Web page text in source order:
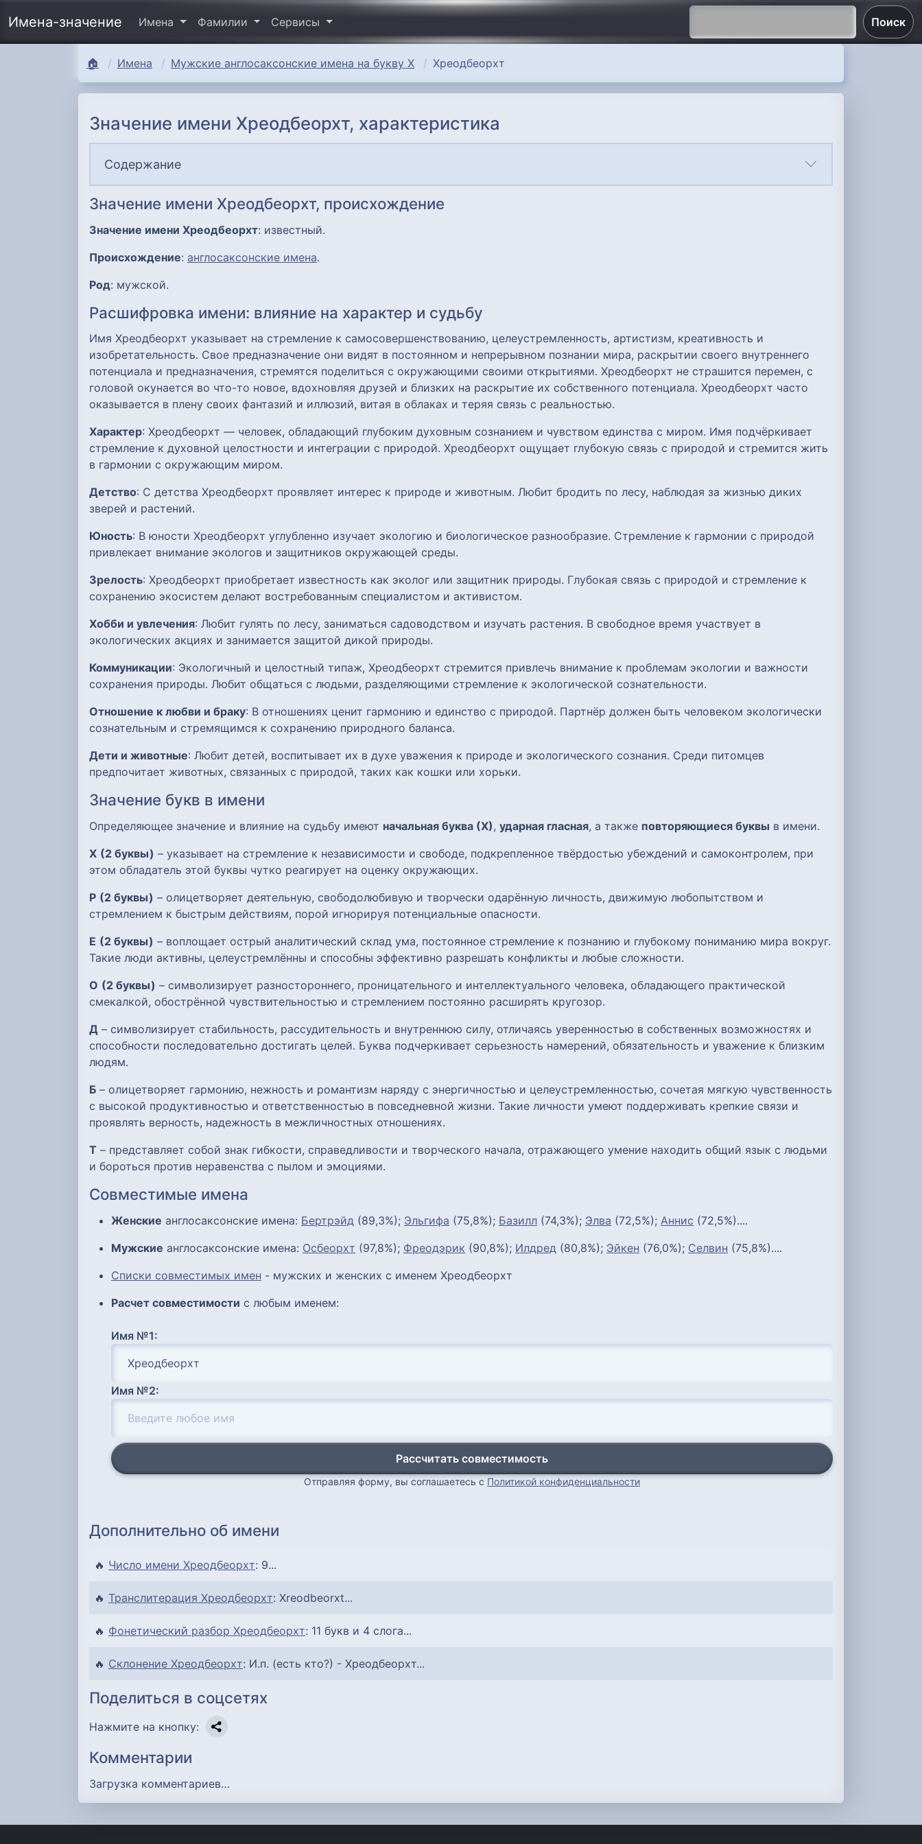
Имена-значение Имена Фамилии Сервисы Поиск
🏠 Имена Мужские англосаксонские имена на букву Х Хреодбеорхт
Значение имени Хреодбеорхт, характеристика
Содержание
Значение имени Хреодбеорхт, происхождение
Значение имени Хреодбеорхт: известный.
Происхождение: англосаксонские имена.
Род: мужской.
Расшифровка имени: влияние на характер и судьбу
Имя Хреодбеорхт указывает на стремление к самосовершенствованию, целеустремленность, артистизм, креативность и
изобретательность. Свое предназначение они видят в постоянном и непрерывном познании мира, раскрытии своего внутреннего
потенциала и предназначения, стремятся поделиться с окружающими своими открытиями. Хреодбеорхт не страшится перемен, с
головой окунается во что-то новое, вдохновляя друзей и близких на раскрытие их собственного потенциала. Хреодбеорхт часто
оказывается в плену своих фантазий и иллюзий, витая в облаках и теряя связь с реальностью.
Характер: Хреодбеорхт — человек, обладающий глубоким духовным сознанием и чувством единства с миром. Имя подчёркивает
стремление к духовной целостности и интеграции с природой. Хреодбеорхт ощущает глубокую связь с природой и стремится жить
в гармонии с окружающим миром.
Детство: С детства Хреодбеорхт проявляет интерес к природе и животным. Любит бродить по лесу, наблюдая за жизнью диких
зверей и растений.
Юность: В юности Хреодбеорхт углубленно изучает экологию и биологическое разнообразие. Стремление к гармонии с природой
привлекает внимание экологов и защитников окружающей среды.
Зрелость: Хреодбеорхт приобретает известность как эколог или защитник природы. Глубокая связь с природой и стремление к
сохранению экосистем делают востребованным специалистом и активистом.
Хобби и увлечения: Любит гулять по лесу, заниматься садоводством и изучать растения. В свободное время участвует в
экологических акциях и занимается защитой дикой природы.
Коммуникации: Экологичный и целостный типаж, Хреодбеорхт стремится привлечь внимание к проблемам экологии и важности
сохранения природы. Любит общаться с людьми, разделяющими стремление к экологической сознательности.
Отношение к любви и браку: В отношениях ценит гармонию и единство с природой. Партнёр должен быть человеком экологически
сознательным и стремящимся к сохранению природного баланса.
Дети и животные: Любит детей, воспитывает их в духе уважения к природе и экологического сознания. Среди питомцев
предпочитает животных, связанных с природой, таких как кошки или хорьки.
Значение букв в имени
Определяющее значение и влияние на судьбу имеют начальная буква (Х), ударная гласная, а также повторяющиеся буквы в имени.
Х (2 буквы) – указывает на стремление к независимости и свободе, подкрепленное твёрдостью убеждений и самоконтролем, при
этом обладатель этой буквы чутко реагирует на оценку окружающих.
Р (2 буквы) – олицетворяет деятельную, свободолюбивую и творчески одарённую личность, движимую любопытством и
стремлением к быстрым действиям, порой игнорируя потенциальные опасности.
Е (2 буквы) – воплощает острый аналитический склад ума, постоянное стремление к познанию и глубокому пониманию мира вокруг.
Такие люди активны, целеустремлённы и способны эффективно разрешать конфликты и любые сложности.
О (2 буквы) – символизирует разностороннего, проницательного и интеллектуального человека, обладающего практической
смекалкой, обострённой чувствительностью и стремлением постоянно расширять кругозор.
Д – символизирует стабильность, рассудительность и внутреннюю силу, отличаясь уверенностью в собственных возможностях и
способности последовательно достигать целей. Буква подчеркивает серьезность намерений, обязательность и уважение к близким
людям.
Б – олицетворяет гармонию, нежность и романтизм наряду с энергичностью и целеустремленностью, сочетая мягкую чувственность
с высокой продуктивностью и ответственностью в повседневной жизни. Такие личности умеют поддерживать крепкие связи и
проявлять верность, надежность в межличностных отношениях.
Т – представляет собой знак гибкости, справедливости и творческого начала, отражающего умение находить общий язык с людьми
и бороться против неравенства с пылом и эмоциями.
Совместимые имена
Женские англосаксонские имена: Бертрэйд (89,3%); Эльгифа (75,8%); Базилл (74,3%); Элва (72,5%); Аннис (72,5%)....
Мужские англосаксонские имена: Осбеорхт (97,8%); Фреодэрик (90,8%); Илдред (80,8%); Эйкен (76,0%); Селвин (75,8%)....
Списки совместимых имен - мужских и женских с именем Хреодбеорхт
Расчет совместимости с любым именем:
Имя №1:
Имя №2:
Рассчитать совместимость
Отправляя форму, вы соглашаетесь с Политикой конфиденциальности
Дополнительно об имени
🔥 Число имени Хреодбеорхт: 9...
🔥 Транслитерация Хреодбеорхт: Xreodbeorxt...
🔥 Фонетический разбор Хреодбеорхт: 11 букв и 4 слога...
🔥 Склонение Хреодбеорхт: И.п. (есть кто?) - Хреодбеорхт...
Поделиться в соцсетях
Нажмите на кнопку:
Комментарии
Загрузка комментариев…